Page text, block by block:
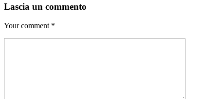
Lascia un commento
Your comment *